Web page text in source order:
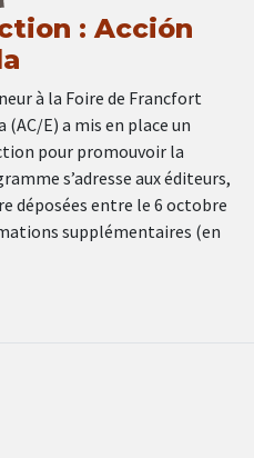
: Acción
à la Foire de Francfort
E) a mis en place un
pour promouvoir la
s’adresse aux éditeurs,
déposées entre le 6 octobre
supplémentaires (en